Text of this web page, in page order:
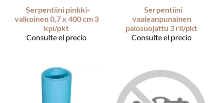
Serpentiini pinkki-
valkoinen 0,7 x 400 cm 3
kpl/pkt
Consulte el precio
Serpentiini
vaaleanpunainen
palosuojattu 3 rll/pkt
Consulte el precio